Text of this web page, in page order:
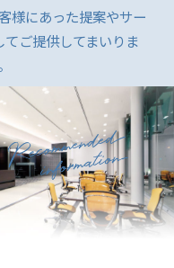
様にあった提案やサー
ご提供してまいりま